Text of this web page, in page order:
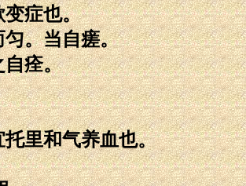
变症也。
。当自瘥。
自痊。
里和气养血也。